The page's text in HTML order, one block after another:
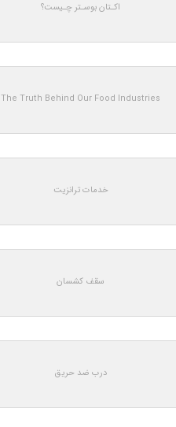
اکـتان بوسـتر چـیست؟
The Truth Behind Our Food Industries
خدمات ترانزیت
سقف کشسان
درب ضد حریق